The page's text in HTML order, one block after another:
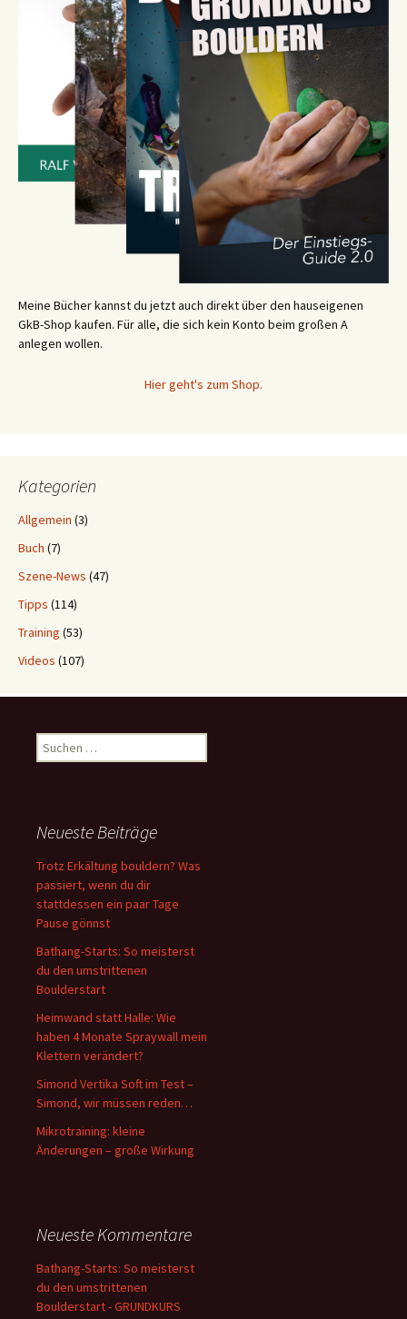
Meine Bücher kannst du jetzt auch direkt über den hauseigenen
GkB-Shop kaufen. Für alle, die sich kein Konto beim großen A
anlegen wollen.
Hier geht's zum Shop.
Kategorien
Allgemein (3)
Buch (7)
Szene-News (47)
Tipps (114)
Training (53)
Videos (107)
Suchen
nach:
Neueste Beiträge
Trotz Erkältung bouldern? Was
passiert, wenn du dir
stattdessen ein paar Tage
Pause gönnst
Bathang-Starts: So meisterst
du den umstrittenen
Boulderstart
Heimwand statt Halle: Wie
haben 4 Monate Spraywall mein
Klettern verändert?
Simond Vertika Soft im Test –
Simond, wir müssen reden…
Mikrotraining: kleine
Änderungen – große Wirkung
Neueste Kommentare
Bathang-Starts: So meisterst
du den umstrittenen
Boulderstart - GRUNDKURS